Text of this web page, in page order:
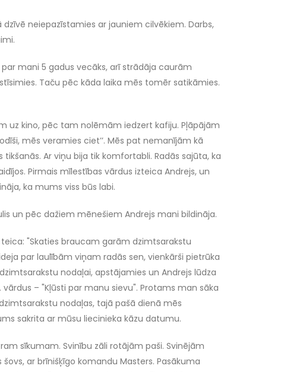
neiepazīstamies ar jauniem cilvēkiem. Darbs,
mani 5 gadus vecāks, arī strādāja caurām
Taču pēc kāda laika mēs tomēr satikāmies.
uz kino, pēc tam nolēmām iedzert kafiju. Pļāpājām
mēs veramies ciet’’. Mēs pat nemanījām kā
Ar viņu bija tik komfortabli. Radās sajūta, ka
Pirmais mīlestības vārdus izteica Andrejs, un
ka mums viss būs labi.
un pēc dažiem mēnešiem Andrejs mani bildināja.
"Skaties braucam garām dzimtsarakstu
par laulībām viņam radās sen, vienkārši pietrūka
nodaļai, apstājamies un Andrejs lūdza
– "Kļūsti par manu sievu". Protams man sāka
nodaļas, tajā pašā dienā mēs
sakrita ar mūsu liecinieka kāzu datumu.
sīkumam. Svinību zāli rotājām paši. Svinējām
ar brīnišķīgo komandu Masters. Pasākuma